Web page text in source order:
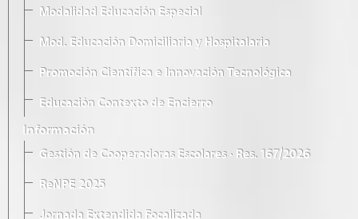
Modalidad Educación Especial
Mod. Educación Domiciliaria y Hospitalaria
Promoción Científica e Innovación Tecnológica
Educación Contexto de Encierro
Información
Gestión de Cooperadoras Escolares · Res. 167/2026
ReNPE 2025
Jornada Extendida Focalizada